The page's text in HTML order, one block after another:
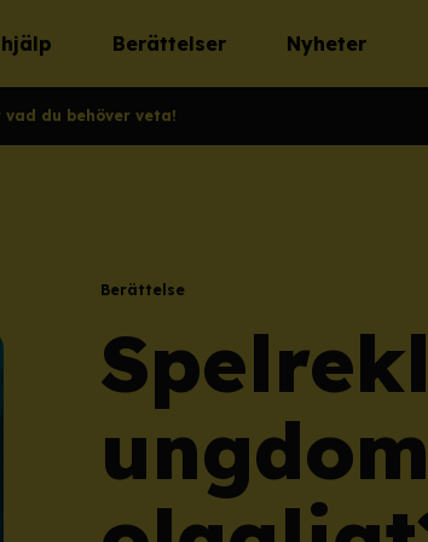
Berättelser Nyheter
du behöver veta!
Berättelse